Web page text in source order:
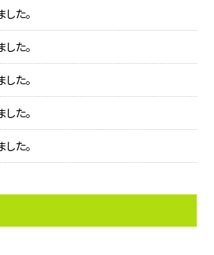
た。
た。
た。
た。
た。